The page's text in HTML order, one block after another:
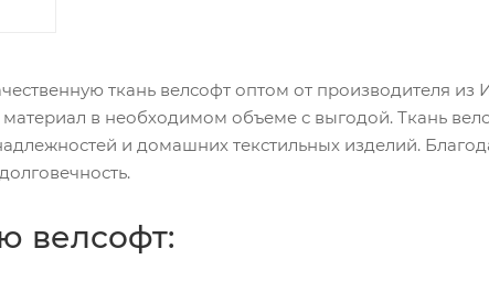
ткань велсофт оптом от производителя
материал в необходимом объеме с выгодой. Ткань
и домашних текстильных изделий.
велсофт: